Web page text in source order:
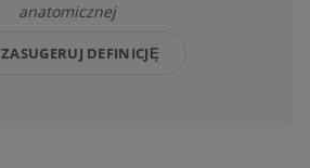
anatomicznej
ZASUGERUJ DEFINICJĘ